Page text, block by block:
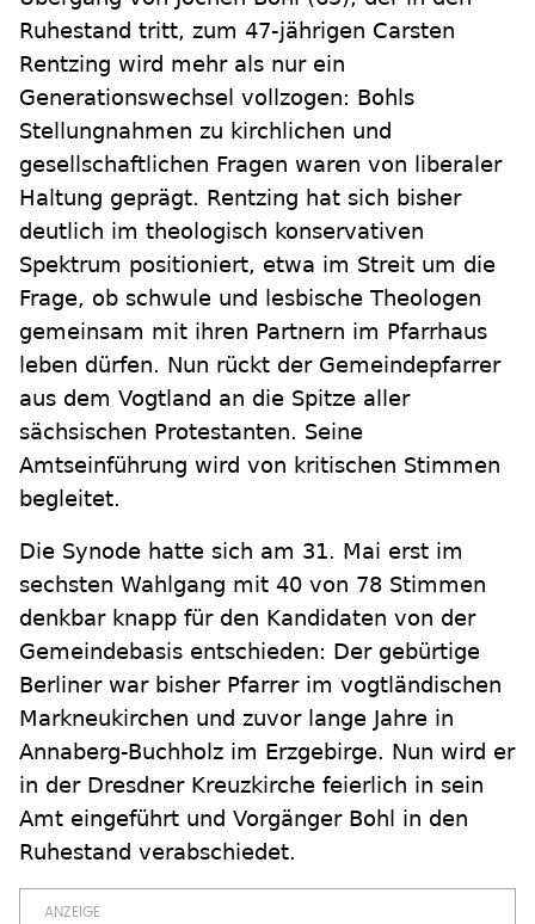
Ruhestand tritt, zum 47-jährigen Carsten
Rentzing wird mehr als nur ein
Generationswechsel vollzogen: Bohls
Stellungnahmen zu kirchlichen und
gesellschaftlichen Fragen waren von liberaler
Haltung geprägt. Rentzing hat sich bisher
deutlich im theologisch konservativen
Spektrum positioniert, etwa im Streit um die
Frage, ob schwule und lesbische Theologen
gemeinsam mit ihren Partnern im Pfarrhaus
leben dürfen. Nun rückt der Gemeindepfarrer
aus dem Vogtland an die Spitze aller
sächsischen Protestanten. Seine
Amtseinführung wird von kritischen Stimmen
begleitet.
Die Synode hatte sich am 31. Mai erst im
sechsten Wahlgang mit 40 von 78 Stimmen
denkbar knapp für den Kandidaten von der
Gemeindebasis entschieden: Der gebürtige
Berliner war bisher Pfarrer im vogtländischen
Markneukirchen und zuvor lange Jahre in
Annaberg-Buchholz im Erzgebirge. Nun wird er
in der Dresdner Kreuzkirche feierlich in sein
Amt eingeführt und Vorgänger Bohl in den
Ruhestand verabschiedet.